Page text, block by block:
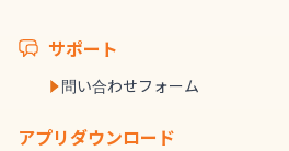
サポート
問い合わせフォーム
アプリダウンロード